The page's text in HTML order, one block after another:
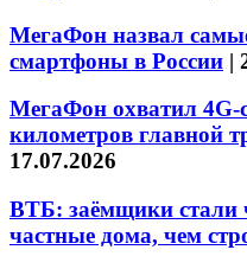
МегаФон назвал
смартфоны в России |
МегаФон охватил 4G-
километров главной
17.07.2026
ВТБ: заёмщики стали
частные дома, чем